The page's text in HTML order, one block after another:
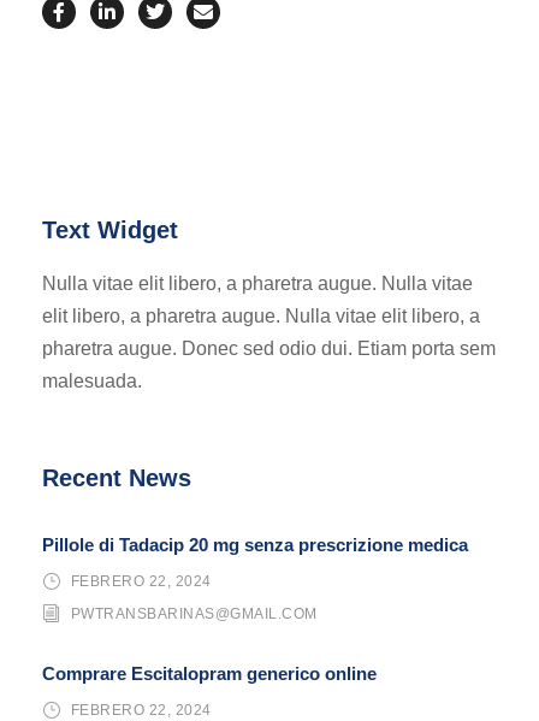
Text Widget
Nulla vitae elit libero, a pharetra augue. Nulla vitae
elit libero, a pharetra augue. Nulla vitae elit libero, a
pharetra augue. Donec sed odio dui. Etiam porta sem
malesuada.
Recent News
Pillole di Tadacip 20 mg senza prescrizione medica
FEBRERO 22, 2024
PWTRANSBARINAS@GMAIL.COM
Comprare Escitalopram generico online
FEBRERO 22, 2024